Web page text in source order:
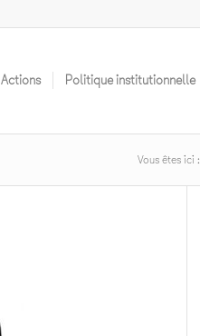
Actions Politique institutionnelle
Vous êtes ici :